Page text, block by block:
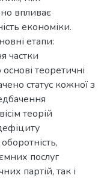
впливає
економіки.
етапи:
частки
теоретичні
статус кожної з
теорій
послуг
партій, так і